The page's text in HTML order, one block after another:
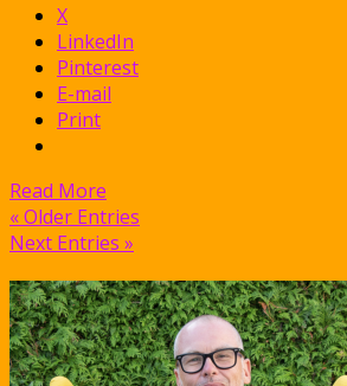
X
LinkedIn
Pinterest
E-mail
Print
Read More
« Older Entries
Next Entries »